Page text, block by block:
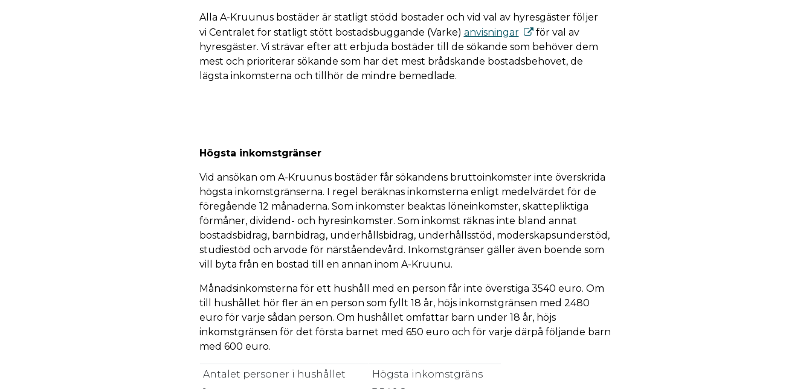
Alla A-Kruunus bostäder är statligt stödd bostader och vid val av hyresgäster följer
vi Centralet for statligt stött bostadsbuggande (Varke) anvisningar
för val av
hyresgäster. Vi strävar efter att erbjuda bostäder till de sökande som behöver dem
mest och prioriterar sökande som har det mest brådskande bostadsbehovet, de
lägsta inkomsterna och tillhör de mindre bemedlade.
Högsta inkomstgränser
Vid ansökan om A-Kruunus bostäder får sökandens bruttoinkomster inte överskrida
högsta inkomstgränserna. I regel beräknas inkomsterna enligt medelvärdet för de
föregående 12 månaderna. Som inkomster beaktas löneinkomster, skattepliktiga
förmåner, dividend- och hyresinkomster. Som inkomst räknas inte bland annat
bostadsbidrag, barnbidrag, underhållsbidrag, underhållsstöd, moderskapsunderstöd,
studiestöd och arvode för närståendevård. Inkomstgränser gäller även boende som
vill byta från en bostad till en annan inom A-Kruunu.
Månadsinkomsterna för ett hushåll med en person får inte överstiga 3540 euro. Om
till hushållet hör fler än en person som fyllt 18 år, höjs inkomstgränsen med 2480
euro för varje sådan person. Om hushållet omfattar barn under 18 år, höjs
inkomstgränsen för det första barnet med 650 euro och för varje därpå följande barn
med 600 euro.
Antalet personer i hushållet
Högsta inkomstgräns